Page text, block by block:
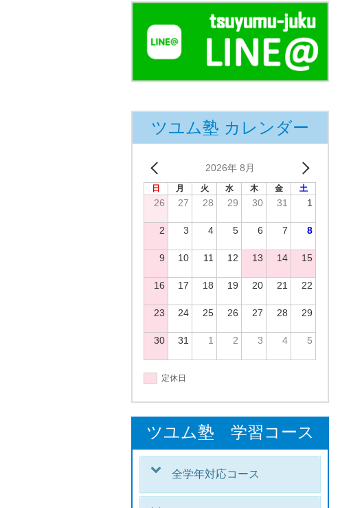
ツユム塾 カレンダー
2026年 8月
日 月 火 水 木 金 土
26 27 28 29 30 31 1
2 3 4 5 6 7 8
9 10 11 12 13 14 15
16 17 18 19 20 21 22
23 24 25 26 27 28 29
30 31 1 2 3 4 5
定休日
ツユム塾 学習コース
全学年対応コース